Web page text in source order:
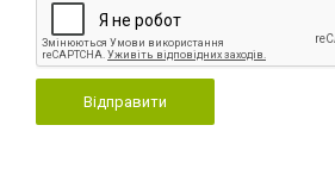
Відправити